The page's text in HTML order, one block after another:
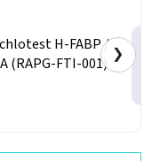
H-FABP /
(RAPG-FTI-001) ❯